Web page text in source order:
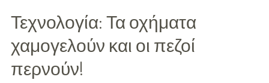
Διασκέδαση
Εκπαίδευση
Βάπτιση
Τεχνολογία: Τα οχήματα
χαμογελούν και οι πεζοί
περνούν!